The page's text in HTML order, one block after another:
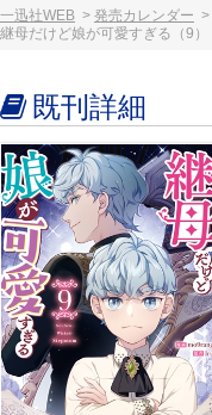
一迅社WEB 発売カレンダー
継母だけど娘が可愛すぎる（9）
既刊詳細